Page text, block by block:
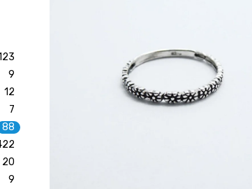
9
12
7
88
20
9